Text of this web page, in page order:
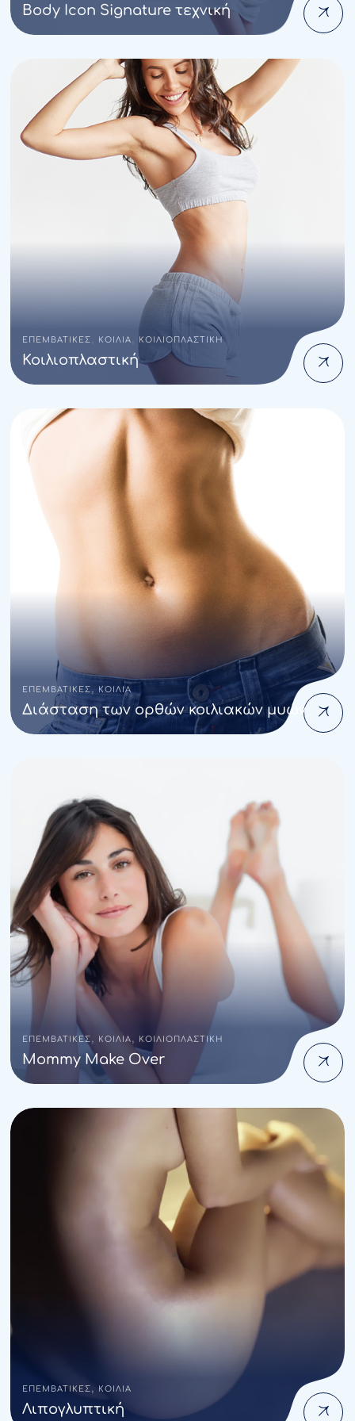
Body Icon Signature τεχνική
ΕΠΕΜΒΑΤΙΚΕΣ, ΚΟΙΛΙΑ, ΚΟΙΛΙΟΠΛΑΣΤΙΚΗ
Κοιλιοπλαστική
ΕΠΕΜΒΑΤΙΚΕΣ, ΚΟΙΛΙΑ
Διάσταση των ορθών κοιλιακών μυών
ΕΠΕΜΒΑΤΙΚΕΣ, ΚΟΙΛΙΑ, ΚΟΙΛΙΟΠΛΑΣΤΙΚΗ
Mommy Make Over
ΕΠΕΜΒΑΤΙΚΕΣ, ΚΟΙΛΙΑ
Λιπογλυπτική